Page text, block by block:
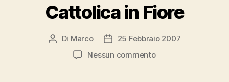
Cattolica in Fiore
Autore
articolo
Di Marco
Data25 Febbraio 2007
Nessun commentosu